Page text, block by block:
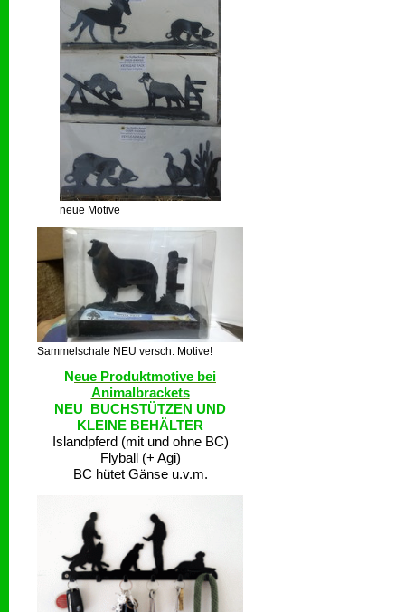
neue Motive
Sammelschale NEU versch. Motive!
Neue Produktmotive bei
Animalbrackets
NEU BUCHSTÜTZEN UND
KLEINE BEHÄLTER
Islandpferd (mit und ohne BC)
Flyball (+ Agi)
BC hütet Gänse u.v.m.